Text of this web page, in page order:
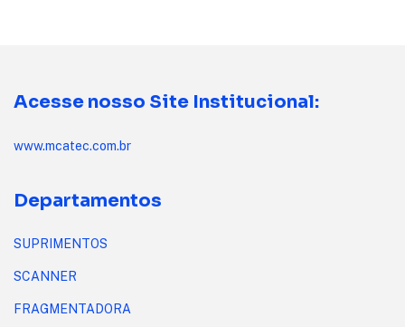
Acesse nosso Site Institucional:
www.mcatec.com.br
Departamentos
SUPRIMENTOS
SCANNER
FRAGMENTADORA